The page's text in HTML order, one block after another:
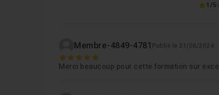
1/5
Membre-4849-4781 Publié le 21/08/2024
5
Merci beaucoup pour cette formation sur excel